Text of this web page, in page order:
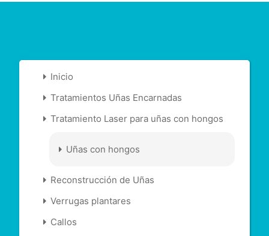
Inicio
Tratamientos Uñas Encarnadas
Tratamiento Laser para uñas con hongos
Uñas con hongos
Reconstrucción de Uñas
Verrugas plantares
Callos